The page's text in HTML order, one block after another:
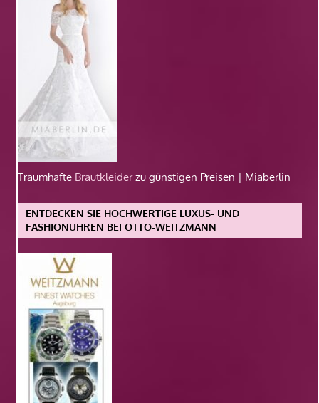
Traumhafte Brautkleiderzu günstigen Preisen | Miaberlin
ENTDECKEN SIE HOCHWERTIGE LUXUS- UND
FASHIONUHREN BEI OTTO-WEITZMANN